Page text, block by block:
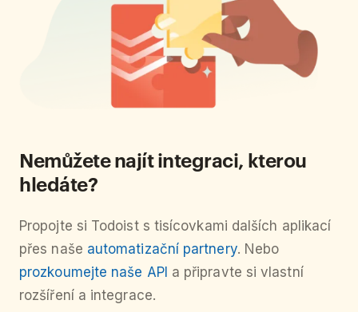
Nemůžete najít integraci, kterou
hledáte?
Propojte si Todoist s tisícovkami dalších aplikací
přes naše automatizační partnery. Nebo
prozkoumejte naše API a připravte si vlastní
rozšíření a integrace.